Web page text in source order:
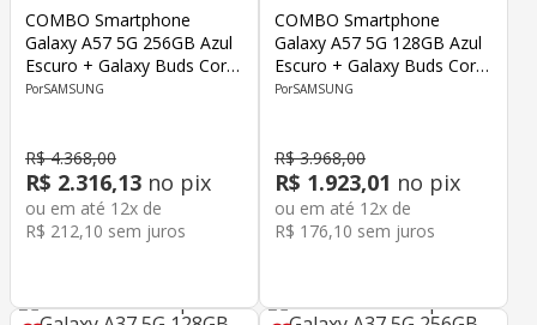
COMBO Smartphone
Galaxy A57 5G 256GB Azul
Escuro + Galaxy Buds Core
- Samsung
SAMSUNG
R$ 4.368,00
R$ 2.316,13 no pix
ou em até 12x de
R$ 212,10 sem juros
COMBO Smartphone
Galaxy A57 5G 128GB Azul
Escuro + Galaxy Buds Core
- Samsung
SAMSUNG
R$ 3.968,00
R$ 1.923,01 no pix
ou em até 12x de
R$ 176,10 sem juros